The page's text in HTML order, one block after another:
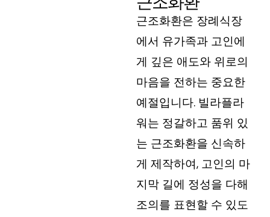
근조화환은 장례식장
에서 유가족과 고인에
게 깊은 애도와 위로의
마음을 전하는 중요한
예절입니다. 빌라플라
워는 정갈하고 품위 있
는 근조화환을 신속하
게 제작하여, 고인의 마
지막 길에 정성을 다해
조의를 표현할 수 있도